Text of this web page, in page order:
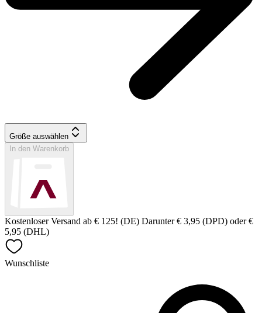
Größe auswählen
In den Warenkorb
Kostenloser Versand ab € 125! (DE) Darunter € 3,95 (DPD) oder €
5,95 (DHL)
Wunschliste